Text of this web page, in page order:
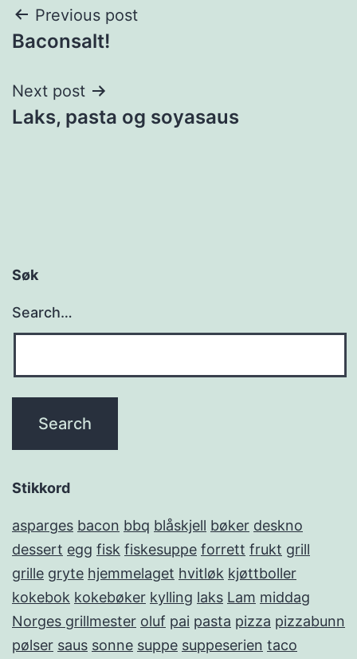
Post
navigation
Previous post
Baconsalt!
Next post
Laks, pasta og soyasaus
Søk
Search…
Stikkord
asparges bacon bbq blåskjell bøker deskno
dessert egg fisk fiskesuppe forrett frukt grill
grille gryte hjemmelaget hvitløk kjøttboller
kokebok kokebøker kylling laks Lam middag
Norges grillmester oluf pai pasta pizza pizzabunn
pølser saus sonne suppe suppeserien taco